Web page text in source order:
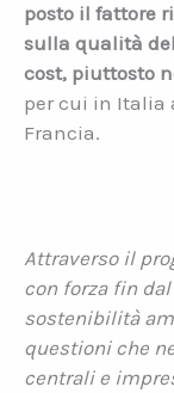
posto il fattore
sulla qualità
cost, piuttosto
per cui in Italia
Francia.
Attraverso il
con forza fin
sostenibilità
questioni che
centrali e